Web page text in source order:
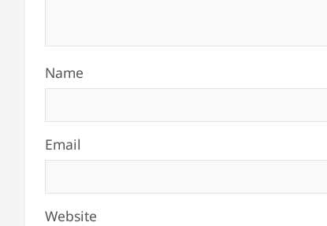
Name
Email
Website